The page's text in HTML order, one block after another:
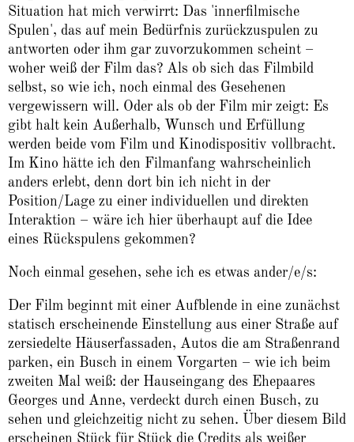
Situation hat mich verwirrt: Das 'innerfilmische
Spulen', das auf mein Bedürfnis zurückzuspulen zu
antworten oder ihm gar zuvorzukommen scheint –
woher weiß der Film das? Als ob sich das Filmbild
selbst, so wie ich, noch einmal des Gesehenen
vergewissern will. Oder als ob der Film mir zeigt: Es
gibt halt kein Außerhalb, Wunsch und Erfüllung
werden beide vom Film und Kinodispositiv vollbracht.
Im Kino hätte ich den Filmanfang wahrscheinlich
anders erlebt, denn dort bin ich nicht in der
Position/Lage zu einer individuellen und direkten
Interaktion – wäre ich hier überhaupt auf die Idee
eines Rückspulens gekommen?
Noch einmal gesehen, sehe ich es etwas ander/e/s:
Der Film beginnt mit einer Aufblende in eine zunächst
statisch erscheinende Einstellung aus einer Straße auf
zersiedelte Häuserfassaden, Autos die am Straßenrand
parken, ein Busch in einem Vorgarten – wie ich beim
zweiten Mal weiß: der Hauseingang des Ehepaares
Georges und Anne, verdeckt durch einen Busch, zu
sehen und gleichzeitig nicht zu sehen. Über diesem Bild
erscheinen Stück für Stück die Credits als weißer